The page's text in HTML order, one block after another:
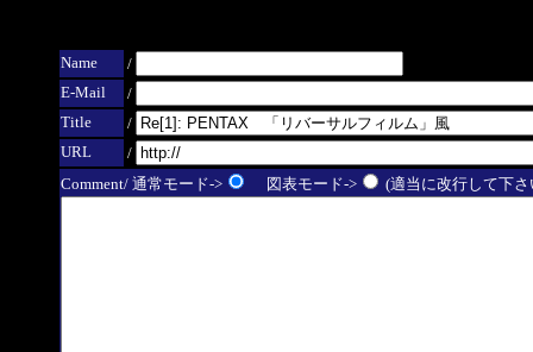
Name
/
E-Mail
/
Title
/
URL
/
Comment/ 通常モード->
図表モード-> (適当に改行して下